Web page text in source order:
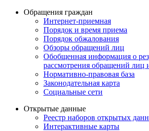
Обращения граждан
Интернет-приемная
Порядок и время приема
Порядок обжалования
Обзоры обращений лиц
Обобщенная информация о
рассмотрения обращений лиц
Нормативно-правовая база
Законодательная карта
Социальные сети
Открытые данные
Реестр наборов открытых
Интерактивные карты